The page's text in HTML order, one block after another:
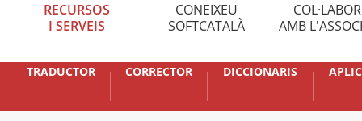
RECURSOS
I SERVEIS
CONEIXEU
SOFTCATALÀ
AMB
TRADUCTOR CORRECTOR DICCIONARIS